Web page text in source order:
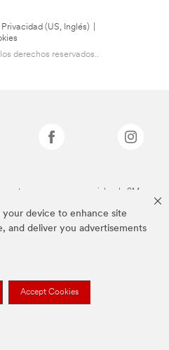
your device to enhance site
and deliver you advertisements
Accept Cookies
Privacidad (US, Inglés)
derechos reservados..
son marcas comerciales de 3M.